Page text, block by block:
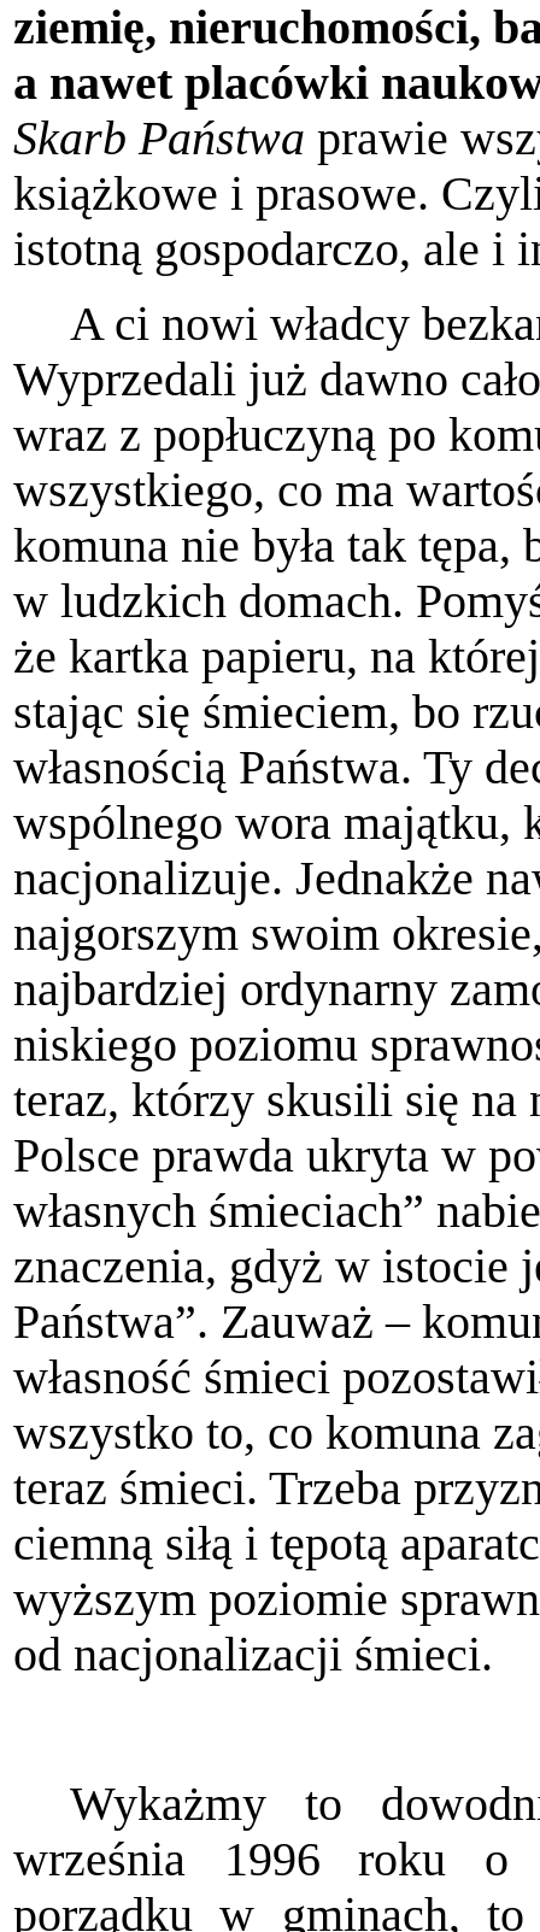
ziemię, nieruchomości,
a nawet pla­cówki
Skarb Państwa prawie
książkowe i prasowe.
istotną gospodarczo, ale i
A ci nowi władcy
Wyprzedali już dawno
wraz z popłuczyną po
wszystkiego, co ma
komuna nie była tak tępa,
w ludzkich domach.
że kartka papieru, na
stając się śmieciem, bo
własnością Państwa. Ty
wspólnego wora majątku,
nacjonalizuje. Jednakże
najgorszym swoim
najbardziej ordynarny
niskiego poziomu
teraz, którzy skusili się na
Polsce prawda ukryta w
własnych śmieciach”
znaczenia, gdyż w istocie
Państwa”. Zauważ –
własność śmieci
wszystko to, co komuna
teraz śmieci. Trzeba
ciemną siłą i tępotą
wyższym poziomie
od nacjonalizacji śmieci.
Wykażmy to
września 1996 roku o
porządku w gminach,